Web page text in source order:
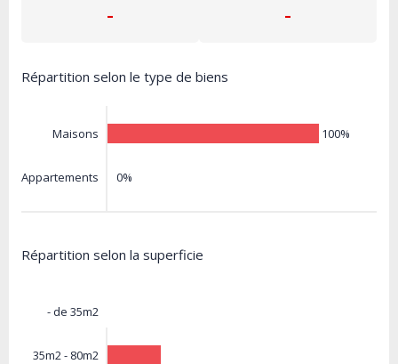
- -
Répartition selon le type de biens
Maisons
Appartements
100%
0%
Répartition selon la superficie
- de 35m2
35m2 - 80m2